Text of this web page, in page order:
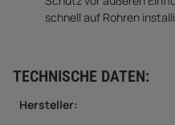
schnell auf Rohren
TECHNISCHE DATEN:
Hersteller: